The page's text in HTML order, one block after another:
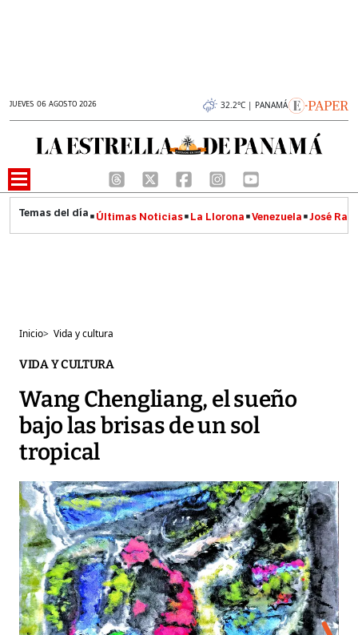
JUEVES 06 AGOSTO 2026 32.2°C | PANAMÁ
Últimas Noticias La Llorona Venezuela José
Inicio> Vida y cultura
VIDA Y CULTURA
Wang Chengliang, el sueño
bajo las brisas de un sol
tropical